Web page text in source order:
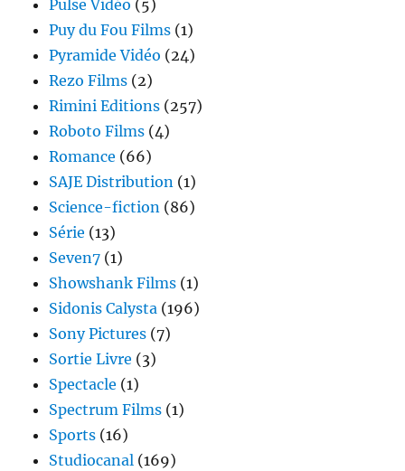
Pulse Vidéo (5)
Puy du Fou Films (1)
Pyramide Vidéo (24)
Rezo Films (2)
Rimini Editions (257)
Roboto Films (4)
Romance (66)
SAJE Distribution (1)
Science-fiction (86)
Série (13)
Seven7 (1)
Showshank Films (1)
Sidonis Calysta (196)
Sony Pictures (7)
Sortie Livre (3)
Spectacle (1)
Spectrum Films (1)
Sports (16)
Studiocanal (169)